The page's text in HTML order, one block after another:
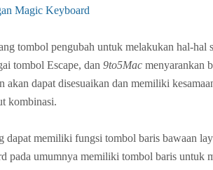
Magic Keyboard
tombol pengubah untuk melakukan hal-hal
tombol Escape, dan 9to5Mac menyarankan
dapat disesuaikan dan memiliki
kombinasi.
memiliki fungsi tombol baris bawaan
pada umumnya memiliki tombol baris untuk